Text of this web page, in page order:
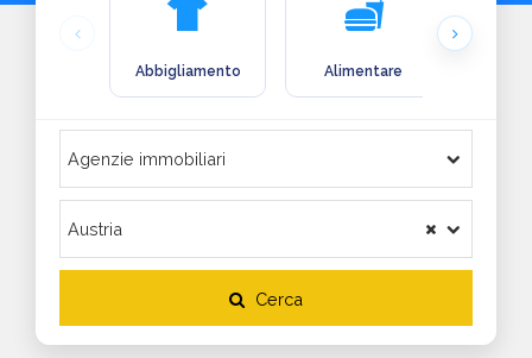
Abbigliamento Alimentare
Cerca